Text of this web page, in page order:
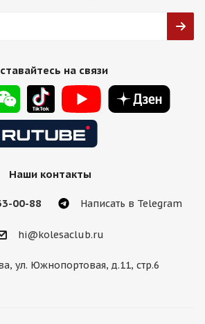
на связи
Наши контакты
00-88 Написать в Telegram
hi@kolesaclub.ru
ул. Южнопортовая, д.11, стр.6